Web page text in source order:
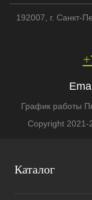
Каталог
192007 , г. Санкт-
График работы
Copyright